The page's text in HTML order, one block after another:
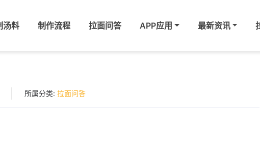
汤料 制作流程 拉面问答 APP应用 最新资讯
所属分类: 拉面问答